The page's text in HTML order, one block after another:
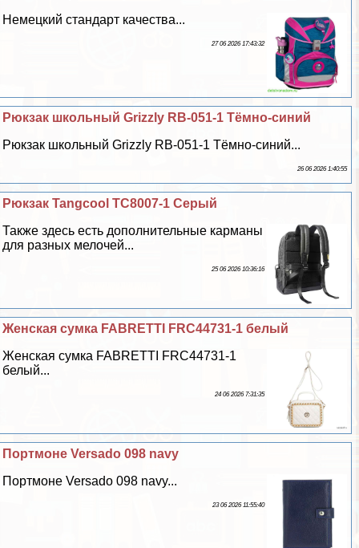
Немецкий стандарт качества...
27 06 2026 17:43:32
Рюкзак школьный Grizzly RB-051-1 Тёмно-синий
Рюкзак школьный Grizzly RB-051-1 Тёмно-синий...
26 06 2026 1:40:55
Рюкзак Tangcool TC8007-1 Серый
Также здесь есть дополнительные карманы
для разных мелочей...
25 06 2026 10:36:16
Женская сумка FABRETTI FRC44731-1 белый
Женская сумка FABRETTI FRC44731-1
белый...
24 06 2026 7:31:35
Портмоне Versado 098 navy
Портмоне Versado 098 navy...
23 06 2026 11:55:40